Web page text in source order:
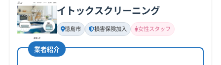
イトックスクリーニング
徳島市 損害保険加入 女性スタッフ
業者紹介